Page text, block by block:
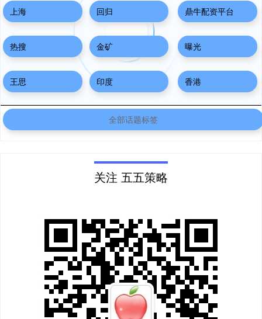
上海 回归 鼎牛配资平台
热搜 金矿 曝光
王思 印度 香港
全部话题标签
关注 五五策略